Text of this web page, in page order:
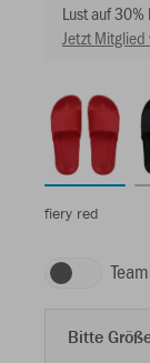
Lust auf
Jetzt
fiery red
Bitte